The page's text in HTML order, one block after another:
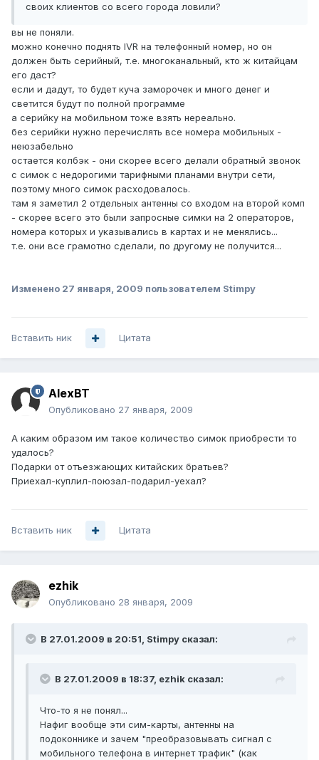
своих клиентов со всего города ловили?
вы не поняли.
можно конечно поднять IVR на телефонный номер, но он
должен быть серийный, т.е. многоканальный, кто ж китайцам
его даст?
если и дадут, то будет куча заморочек и много денег и
светится будут по полной программе
а серийку на мобильном тоже взять нереально.
без серийки нужно перечислять все номера мобильных -
неюзабельно
остается колбэк - они скорее всего делали обратный звонок
с симок с недорогими тарифными планами внутри сети,
поэтому много симок расходовалось.
там я заметил 2 отдельных антенны со входом на второй комп
- скорее всего это были запросные симки на 2 операторов,
номера которых и указывались в картах и не менялись...
т.е. они все грамотно сделали, по другому не получится...
Изменено 27 января, 2009 пользователем Stimpy
Вставить ник Цитата
AlexBT
Опубликовано 27 января, 2009
А каким образом им такое количество симок приобрести то
удалось?
Подарки от отъезжающих китайских братьев?
Приехал-куплил-поюзал-подарил-уехал?
Вставить ник Цитата
ezhik
Опубликовано 28 января, 2009
В 27.01.2009 в 20:51, Stimpy сказал:
В 27.01.2009 в 18:37, ezhik сказал:
Что-то я не понял...
Нафиг вообще эти сим-карты, антенны на
подоконнике и зачем "преобразовывать сигнал с
мобильного телефона в интернет трафик" (как